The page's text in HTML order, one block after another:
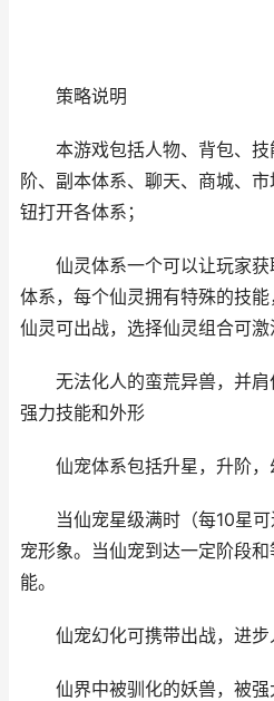
策略说明
本游戏包括人物、背包、
阶、副本体系、聊天、商城、
钮打开各体系；
仙灵体系一个可以让玩家
体系，每个仙灵拥有特殊的技能
仙灵可出战，选择仙灵组合可激
无法化人的蛮荒异兽，并
强力技能和外形
仙宠体系包括升星，升阶
当仙宠星级满时（每10星
宠形象。当仙宠到达一定阶段
能。
仙宠幻化可携带出战，进
仙界中被驯化的妖兽，被